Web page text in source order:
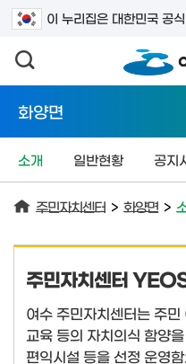
이 누리집은 대한민국 공
검색어를 입력하세요
화양면
소개 일반현황 공지
주민자치센터 > 화양면 >
주민자치센터
여수 주민자치센터는 주민
교육 등의 자치의식 함양
편익시설 등을 선정 운영